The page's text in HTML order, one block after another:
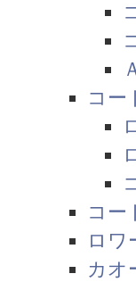
コー
コー
ロワ
カオ